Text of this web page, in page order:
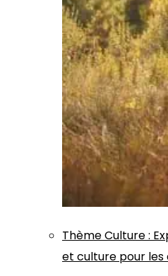
ThèmeCulture:
et culture pour les